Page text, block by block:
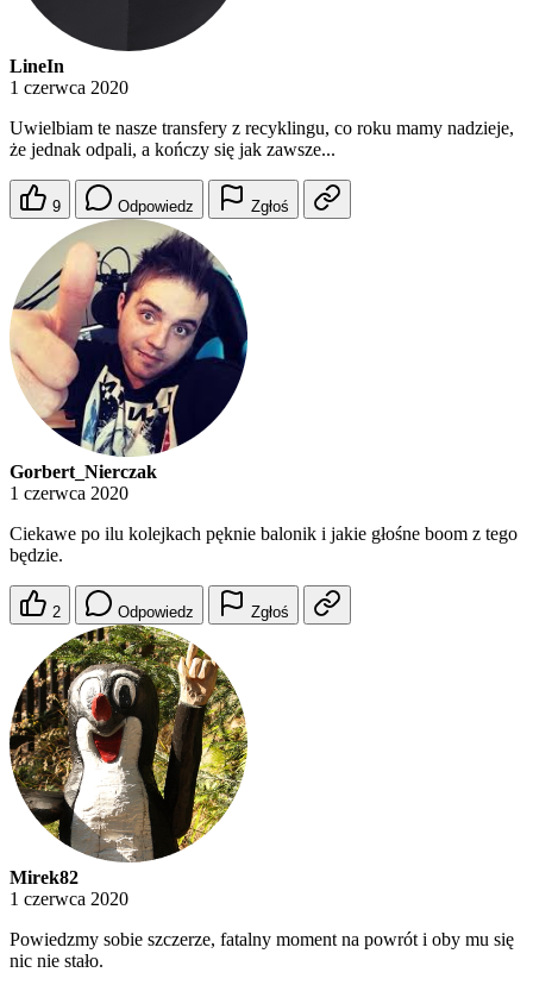
LineIn
1 czerwca 2020
Uwielbiam te nasze transfery z recyklingu, co roku mamy nadzieje,
że jednak odpali, a kończy się jak zawsze...
9 Odpowiedz Zgłoś
Gorbert_Nierczak
1 czerwca 2020
Ciekawe po ilu kolejkach pęknie balonik i jakie głośne boom z tego
będzie.
2 Odpowiedz Zgłoś
Mirek82
1 czerwca 2020
Powiedzmy sobie szczerze, fatalny moment na powrót i oby mu się
nic nie stało.